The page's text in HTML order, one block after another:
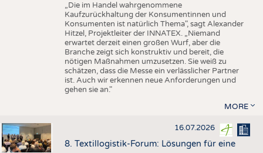
„Die im Handel wahrgenommene
Kaufzurückhaltung der Konsumentinnen und
Konsumenten ist natürlich Thema", sagt Alexander
Hitzel, Projektleiter der INNATEX. „Niemand
erwartet derzeit einen großen Wurf, aber die
Branche zeigt sich konstruktiv und bereit, die
nötigen Maßnahmen umzusetzen. Sie weiß zu
schätzen, dass die Messe ein verlässlicher Partner
ist. Auch wir erkennen neue Anforderungen und
gehen sie an."
MORE
16.07.2026
8. Textillogistik-Forum: Lösungen für eine